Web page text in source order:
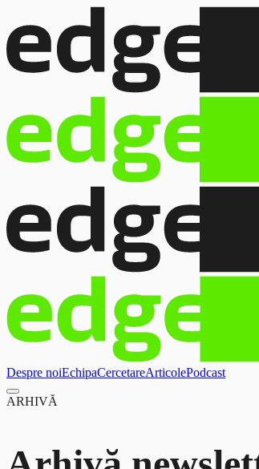
Despre noiEchipaCercetareArticolePodcast
ARHIVĂ